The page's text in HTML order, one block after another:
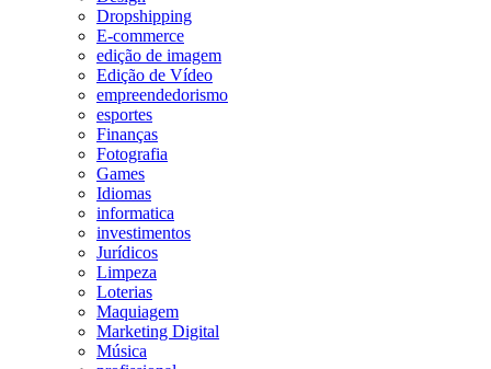
Dropshipping
E-commerce
edição de imagem
Edição de Vídeo
empreendedorismo
esportes
Finanças
Fotografia
Games
Idiomas
informatica
investimentos
Jurídicos
Limpeza
Loterias
Maquiagem
Marketing Digital
Música